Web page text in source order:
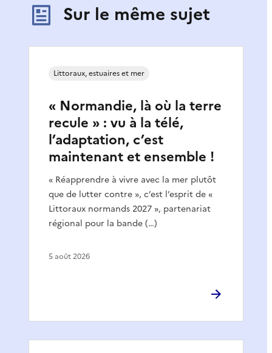
Sur le même sujet
« Normandie, là où la terre
recule » : vu à la télé,
l’adaptation, c’est
maintenant et ensemble !
« Réapprendre à vivre avec la mer plutôt
que de lutter contre », c’est l’esprit de «
Littoraux normands 2027 », partenariat
régional pour la bande (…)
Littoraux, estuaires et mer
5 août 2026